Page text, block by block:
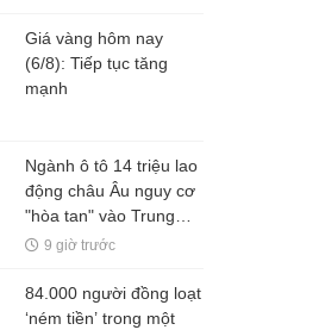
Giá vàng hôm nay
(6/8): Tiếp tục tăng
mạnh
Ngành ô tô 14 triệu lao
động châu Âu nguy cơ
"hòa tan" vào Trung
Quốc: Công nhân làm
máy nửa năm chỉ sản
xuất hơn 6.000 xe
9 giờ trước
84.000 người đồng loạt
‘ném tiền’ trong một